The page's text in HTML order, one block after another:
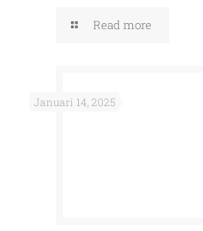
Read more
Januari 14, 2025